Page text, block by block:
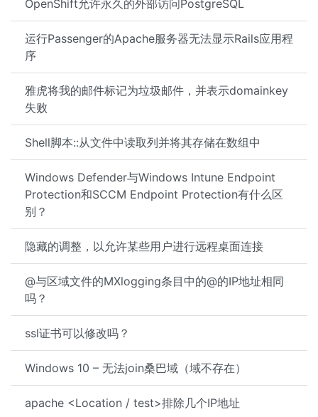
OpenShift允许永久的外部访问PostgreSQL
运行Passenger的Apache服务器无法显示Rails应用程
序
雅虎将我的邮件标记为垃圾邮件，并表示domainkey
失败
Shell脚本::从文件中读取列并将其存储在数组中
Windows Defender与Windows Intune Endpoint
Protection和SCCM Endpoint Protection有什么区
别？
隐藏的调整，以允许某些用户进行远程桌面连接
@与区域文件的MXlogging条目中的@的IP地址相同
吗？
ssl证书可以修改吗？
Windows 10 – 无法join桑巴域（域不存在）
apache <Location / test>排除几个IP地址